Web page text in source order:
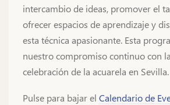
intercambio de ideas, promover el
ofrecer espacios de aprendizaje y
esta técnica apasionante. Esta
nuestro compromiso continuo con
celebración de la acuarela en Sevilla.
Pulse para bajar el Calendario de